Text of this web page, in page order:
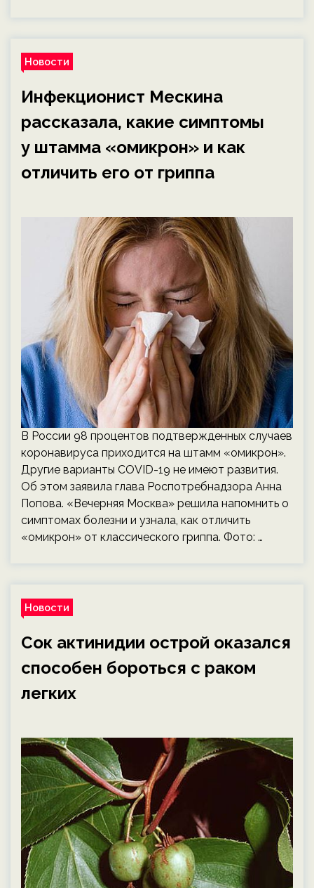
Новости
Инфекционист Мескина
рассказала, какие симптомы
у штамма «омикрон» и как
отличить его от гриппа
В России 98 процентов подтвержденных случаев
коронавируса приходится на штамм «омикрон».
Другие варианты COVID-19 не имеют развития.
Об этом заявила глава Роспотребнадзора Анна
Попова. «Вечерняя Москва» решила напомнить о
симптомах болезни и узнала, как отличить
«омикрон» от классического гриппа. Фото: …
Новости
Сок актинидии острой оказался
способен бороться с раком
легких